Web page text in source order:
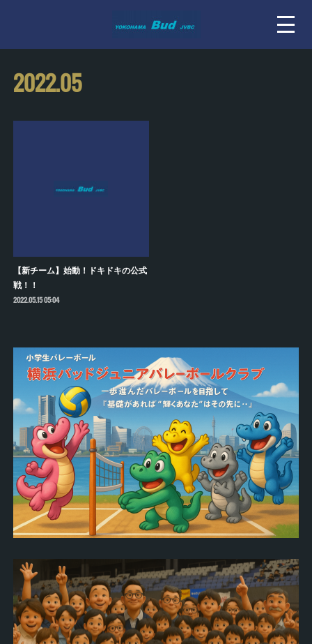
2022.05
【新チーム】始動！ドキドキの公式
戦！！
2022.05.15 05:04